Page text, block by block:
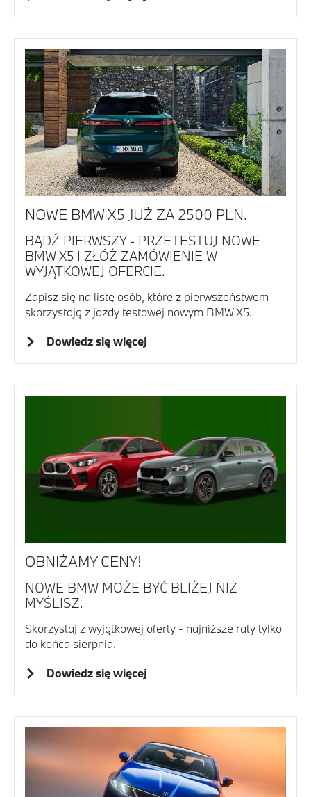
NOWE BMW X5 JUŻ ZA 2500 PLN.
BĄDŹ PIERWSZY - PRZETESTUJ NOWE
BMW X5 I ZŁÓŻ ZAMÓWIENIE W
WYJĄTKOWEJ OFERCIE.
Zapisz się na listę osób, które z pierwszeństwem
skorzystają z jazdy testowej nowym BMW X5.
Dowiedz się więcej
OBNIŻAMY CENY!
NOWE BMW MOŻE BYĆ BLIŻEJ NIŻ
MYŚLISZ.
Skorzystaj z wyjątkowej oferty - najniższe raty tylko
do końca sierpnia.
Dowiedz się więcej